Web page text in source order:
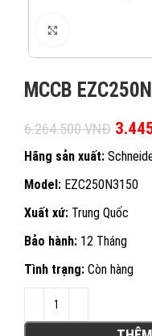
MCCB
6.264.500VNĐ Giá
Hãng sản xuất:
Model: EZC250N3150
Xuất xứ: Trung Quốc
Bảo hành: 12 Tháng
Tình trạng: Còn hàng